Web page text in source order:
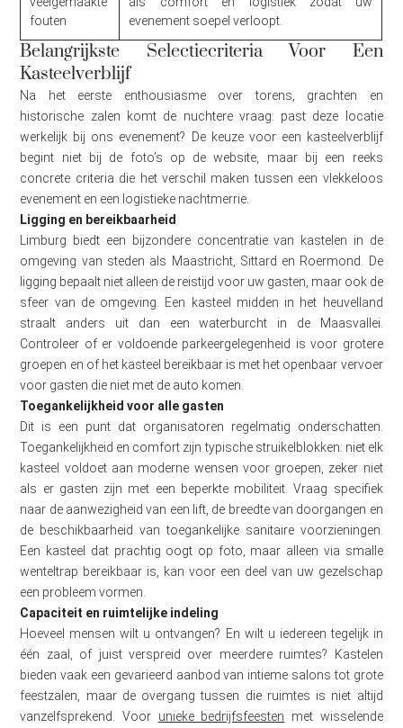
fouten
evenement soepel verloopt.
Belangrijkste Selectiecriteria Voor Een
Kasteelverblijf
Na het eerste enthousiasme over torens, grachten en
historische zalen komt de nuchtere vraag: past deze locatie
werkelijk bij ons evenement? De keuze voor een kasteelverblijf
begint niet bij de foto’s op de website, maar bij een reeks
concrete criteria die het verschil maken tussen een vlekkeloos
evenement en een logistieke nachtmerrie.
Ligging en bereikbaarheid
Limburg biedt een bijzondere concentratie van kastelen in de
omgeving van steden als Maastricht, Sittard en Roermond. De
ligging bepaalt niet alleen de reistijd voor uw gasten, maar ook de
sfeer van de omgeving. Een kasteel midden in het heuvelland
straalt anders uit dan een waterburcht in de Maasvallei.
Controleer of er voldoende parkeergelegenheid is voor grotere
groepen en of het kasteel bereikbaar is met het openbaar vervoer
voor gasten die niet met de auto komen.
Toegankelijkheid voor alle gasten
Dit is een punt dat organisatoren regelmatig onderschatten.
Toegankelijkheid en comfort zijn typische struikelblokken: niet elk
kasteel voldoet aan moderne wensen voor groepen, zeker niet
als er gasten zijn met een beperkte mobiliteit. Vraag specifiek
naar de aanwezigheid van een lift, de breedte van doorgangen en
de beschikbaarheid van toegankelijke sanitaire voorzieningen.
Een kasteel dat prachtig oogt op foto, maar alleen via smalle
wenteltrap bereikbaar is, kan voor een deel van uw gezelschap
een probleem vormen.
Capaciteit en ruimtelijke indeling
Hoeveel mensen wilt u ontvangen? En wilt u iedereen tegelijk in
één zaal, of juist verspreid over meerdere ruimtes? Kastelen
bieden vaak een gevarieerd aanbod van intieme salons tot grote
feestzalen, maar de overgang tussen die ruimtes is niet altijd
vanzelfsprekend. Voor unieke bedrijfsfeesten met wisselende